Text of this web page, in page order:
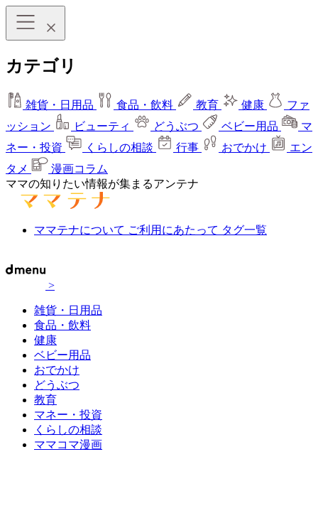
カテゴリ
雑貨・日用品 食品・飲料 教育 健康
ファ
ッション
ビューティ どうぶつ ベビー用品
マ
ネー・投資
くらしの相談 行事 おでかけ
エン
タメ
漫画コラム
ママの知りたい情報が集まるアンテナ
ママテナについて ご利用にあたって タグ一覧
>
雑貨・日用品
食品・飲料
健康
ベビー用品
おでかけ
どうぶつ
教育
マネー・投資
くらしの相談
ママコマ漫画